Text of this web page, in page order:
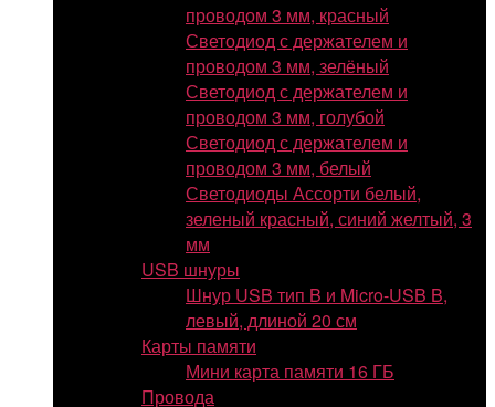
проводом 3 мм, красный
Светодиод с держателем и
проводом 3 мм, зелёный
Светодиод с держателем и
проводом 3 мм, голубой
Светодиод с держателем и
проводом 3 мм, белый
Светодиоды Ассорти белый,
зеленый красный, синий желтый, 3
мм
USB шнуры
Шнур USB тип B и Micro-USB B,
левый, длиной 20 см
Карты памяти
Мини карта памяти 16 ГБ
Провода